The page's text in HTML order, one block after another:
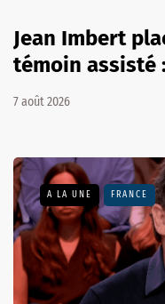
Jean Imbert
témoin assisté
7 août 2026
A LA UNE FRANCE